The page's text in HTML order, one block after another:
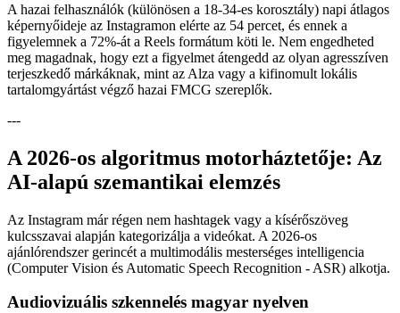
A hazai felhasználók (különösen a 18-34-es korosztály) napi átlagos
képernyőideje az Instagramon elérte az 54 percet, és ennek a
figyelemnek a 72%-át a Reels formátum köti le. Nem engedheted
meg magadnak, hogy ezt a figyelmet átengedd az olyan agresszíven
terjeszkedő márkáknak, mint az Alza vagy a kifinomult lokális
tartalomgyártást végző hazai FMCG szereplők.
---
A 2026-os algoritmus motorháztetője: Az
AI-alapú szemantikai elemzés
Az Instagram már régen nem hashtagek vagy a kísérőszöveg
kulcsszavai alapján kategorizálja a videókat. A 2026-os
ajánlórendszer gerincét a multimodális mesterséges intelligencia
(Computer Vision és Automatic Speech Recognition - ASR) alkotja.
Audiovizuális szkennelés magyar nyelven